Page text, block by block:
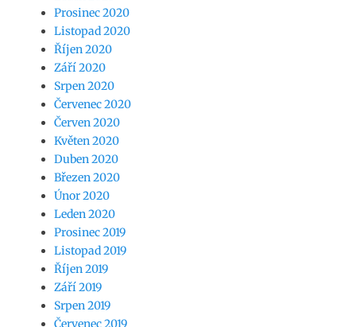
Prosinec 2020
Listopad 2020
Říjen 2020
Září 2020
Srpen 2020
Červenec 2020
Červen 2020
Květen 2020
Duben 2020
Březen 2020
Únor 2020
Leden 2020
Prosinec 2019
Listopad 2019
Říjen 2019
Září 2019
Srpen 2019
Červenec 2019